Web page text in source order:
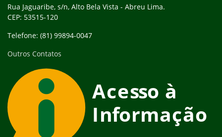
Rua Jaguaribe, s/n, Alto Bela Vista - Abreu Lima.
CEP: 53515-120
Telefone: (81) 99894-0047
Outros Contatos